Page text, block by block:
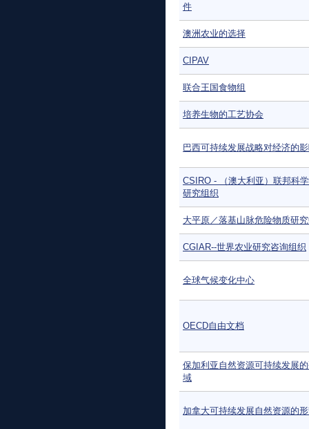
件
澳洲农业的选择
CIPAV
联合王国食物组
培养生物的工艺协会
巴西可持续发展战略对经济的
CSIRO - （澳大利亚）联邦科
研究组织
大平原／落基山脉危险物质研
CGIAR--世界农业研究咨询组织
全球气候变化中心
OECD自由文档
保加利亚自然资源可持续发展
域
加拿大可持续发展自然资源的